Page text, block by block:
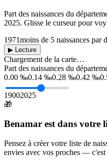
Part des naissances du
2025. Glisse le curseur pour
1971moins de 5 naissances par
▶ Lecture
Chargement de la carte…
Part des naissances du
0.00 ‰0.14 ‰0.28 ‰0.42 ‰
19002025
🎁
Benamar est dans votre
Pensez à créer votre liste de
envies avec vos proches —